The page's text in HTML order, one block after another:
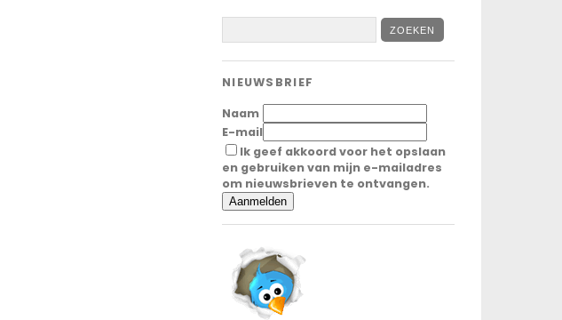
NIEUWSBRIEF
Naam
E-mail
Ik geef akkoord voor het opslaan
en gebruiken van mijn e-mailadres
om nieuwsbrieven te ontvangen.